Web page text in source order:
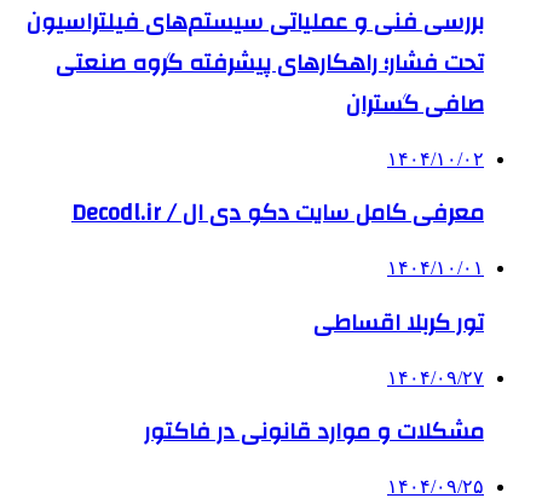
بررسی فنی و عملیاتی سیستم‌های فیلتراسیون
تحت فشار؛ راهکارهای پیشرفته گروه صنعتی
صافی گستران
۱۴۰۴/۱۰/۰۲
معرفی کامل سایت دکو دی ال / Decodl.ir
۱۴۰۴/۱۰/۰۱
تور کربلا اقساطی
۱۴۰۴/۰۹/۲۷
مشکلات و موارد قانونی در فاکتور
۱۴۰۴/۰۹/۲۵